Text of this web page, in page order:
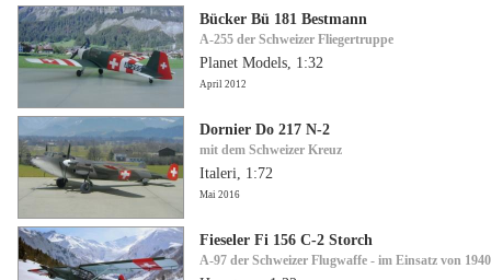
Bücker Bü 181 Bestmann
A-255 der Schweizer Fliegertruppe
Planet Models, 1:32
April 2012
Dornier Do 217 N-2
mit dem Schweizer Kreuz
Italeri, 1:72
Mai 2016
Fieseler Fi 156 C-2 Storch
A-97 der Schweizer Flugwaffe - im Einsatz von